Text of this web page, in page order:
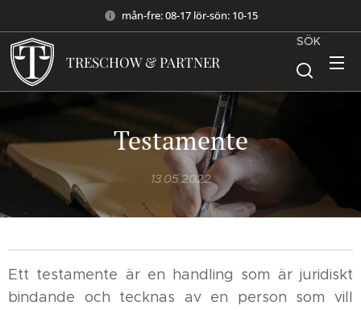
mån-fre: 08-17 lör-sön: 10-15
TRESCHOW & PARTNER
SÖK
Testamente
13.05.2022
Ett testamente är en handling som är juridiskt
bindande och tecknas av en person som vill